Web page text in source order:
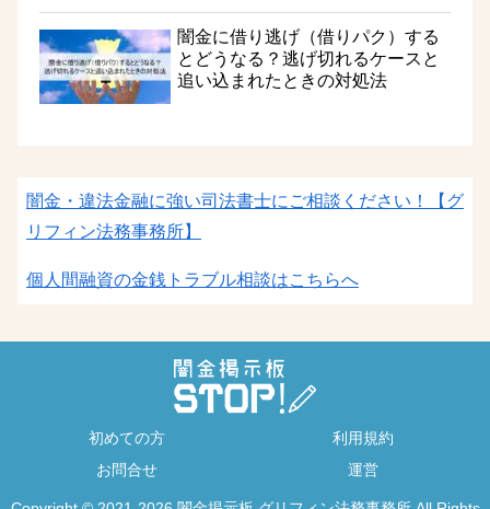
闇金に借り逃げ（借りパク）する
とどうなる？逃げ切れるケースと
追い込まれたときの対処法
闇金・違法金融に強い司法書士にご相談ください！
【グ
リフィン法務事務所】
個人間融資の金銭トラブル相談はこちらへ
初めての方
利用規約
お問合せ
運営